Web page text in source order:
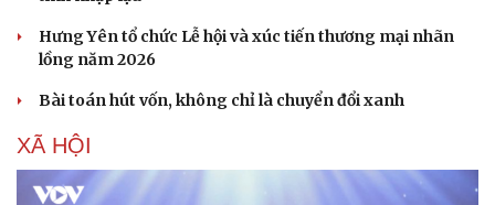
Hưng Yên tổ chức Lễ hội và xúc tiến thương mại nhãn
lồng năm 2026
Bài toán hút vốn, không chỉ là chuyển đổi xanh
XÃ HỘI